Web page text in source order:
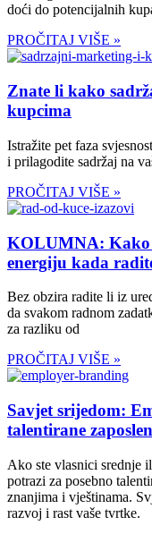
doći do potencijalnih
PROČITAJ VIŠE »
Znate li kako
kupcima
Istražite pet faza
i prilagodite sadržaj na
PROČITAJ VIŠE »
KOLUMNA: Kako
energiju kada
Bez obzira radite li iz
da svakom radnom
za razliku od
PROČITAJ VIŠE »
Savjet srijedom:
talentirane
Ako ste vlasnici srednje
potrazi za posebno
znanjima i vještinama.
razvoj i rast vaše tvrtke.